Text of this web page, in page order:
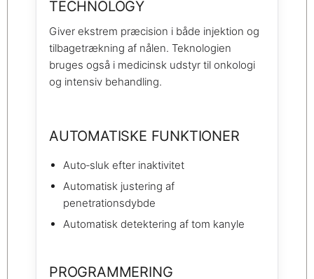
TECHNOLOGY
Giver ekstrem præcision i både injektion og
tilbagetrækning af nålen. Teknologien
bruges også i medicinsk udstyr til onkologi
og intensiv behandling.
AUTOMATISKE FUNKTIONER
Auto‑sluk efter inaktivitet
Automatisk justering af
penetrationsdybde
Automatisk detektering af tom kanyle
PROGRAMMERING